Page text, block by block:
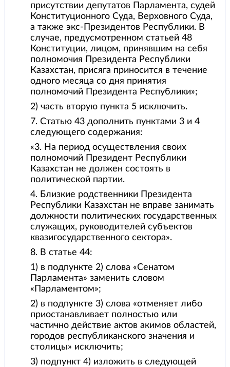
присутствии депутатов Парламента, судей
Конституционного Суда, Верховного Суда,
а также экс-Президентов Республики. В
случае, предусмотренном статьей 48
Конституции, лицом, принявшим на себя
полномочия Президента Республики
Казахстан, присяга приносится в течение
одного месяца со дня принятия
полномочий Президента Республики»;
2) часть вторую пункта 5 исключить.
7. Статью 43 дополнить пунктами 3 и 4
следующего содержания:
«3. На период осуществления своих
полномочий Президент Республики
Казахстан не должен состоять в
политической партии.
4. Близкие родственники Президента
Республики Казахстан не вправе занимать
должности политических государственных
служащих, руководителей субъектов
квазигосударственного сектора».
8. В статье 44:
1) в подпункте 2) слова «Сенатом
Парламента» заменить словом
«Парламентом»;
2) в подпункте 3) слова «отменяет либо
приостанавливает полностью или
частично действие актов акимов областей,
городов республиканского значения и
столицы» исключить;
3) подпункт 4) изложить в следующей